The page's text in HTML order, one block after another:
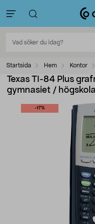
Startsida Hem Kontor
Texas TI-84 Plus
gymnasiet / högskola
-17%